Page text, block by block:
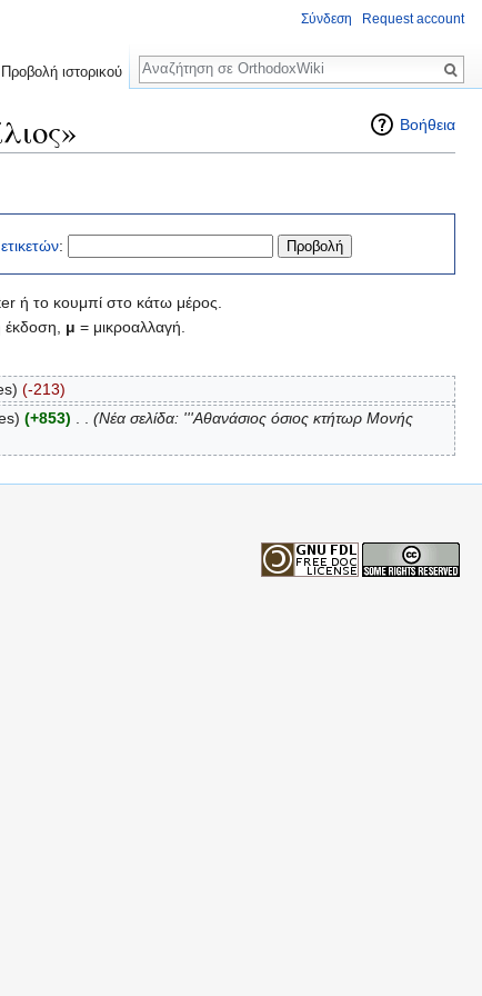
Βοήθεια
ετικετών:
ή το κουμπί στο κάτω μέρος.
μ = μικροαλλαγή.
(-213)
(+853)
(Νέα σελίδα: '''Αθανάσιος όσιος κτήτωρ Μονής
Σύνδεση Request account
Προβολή ιστορικού
Αναζήτηση